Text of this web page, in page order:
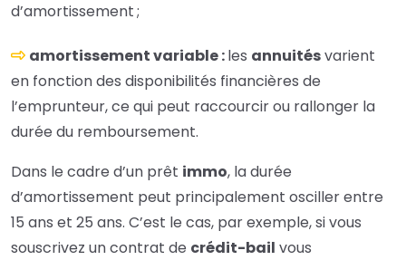
d’amortissement ;
amortissement variable :les annuitésvarient
en fonction des disponibilités financières de
l’emprunteur, ce qui peut raccourcir ou rallonger la
durée du remboursement.
Dans le cadre d’un prêt immo, la durée
d’amortissement peut principalement osciller entre
15 ans et 25 ans. C’est le cas, par exemple, si vous
souscrivez un contrat de crédit-bail vous